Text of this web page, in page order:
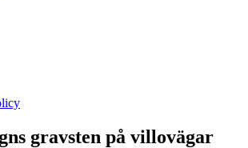
gravsten på villovägar